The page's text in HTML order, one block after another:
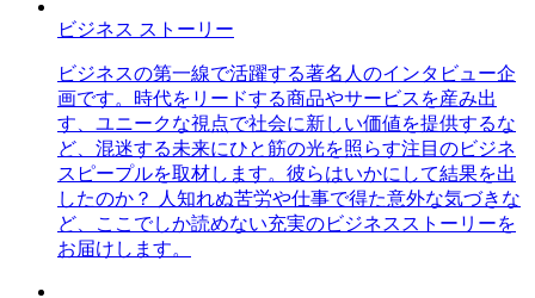
ビジネス ストーリー
ビジネスの第一線で活躍する著名人のインタビュー企
画です。時代をリードする商品やサービスを産み出
す、ユニークな視点で社会に新しい価値を提供するな
ど、混迷する未来にひと筋の光を照らす注目のビジネ
スピープルを取材します。彼らはいかにして結果を出
したのか？ 人知れぬ苦労や仕事で得た意外な気づきな
ど、ここでしか読めない充実のビジネスストーリーを
お届けします。